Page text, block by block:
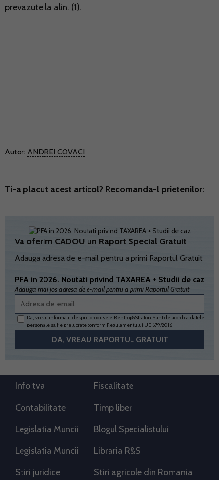
prevazute la alin. (1).
Autor: ANDREI COVACI
Ti-a placut acest articol? Recomanda-l prietenilor:
Va oferim CADOU un Raport Special Gratuit
Adauga adresa de e-mail pentru a primi Raportul Gratuit
PFA in 2026. Noutati privind TAXAREA + Studii de caz
Adauga mai jos adresa de e-mail pentru a primi Raportul Gratuit
Da, vreau informatii despre produsele Rentrop&Straton. Sunt de acord ca datele
personale sa fie prelucrate conform Regulamentului UE 679/2016
Info tva Fiscalitate
Contabilitate Timp liber
Legislatia Muncii Blogul Specialistului
Legislatia Muncii Libraria R&S
Stiri juridice Stiri agricole din Romania